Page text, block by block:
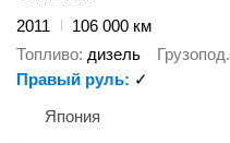
2011
106 000 км
Топливо дизель Грузопод.
Правый руль
✓
Япония